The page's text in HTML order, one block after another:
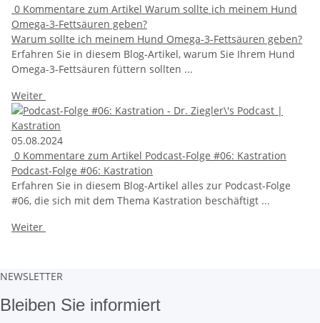
0 Kommentare zum Artikel Warum sollte ich meinem Hund
Omega-3-Fettsäuren geben?
Warum sollte ich meinem Hund Omega-3-Fettsäuren geben?
Erfahren Sie in diesem Blog-Artikel, warum Sie Ihrem Hund
Omega-3-Fettsäuren füttern sollten ...
Weiter
05.08.2024
0 Kommentare zum Artikel Podcast-Folge #06: Kastration
Podcast-Folge #06: Kastration
Erfahren Sie in diesem Blog-Artikel alles zur Podcast-Folge
#06, die sich mit dem Thema Kastration beschäftigt ...
Weiter
NEWSLETTER
Bleiben Sie informiert